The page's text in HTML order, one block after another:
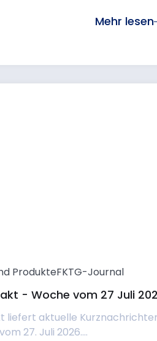
Mehr lesen
ProdukteFKTG-Journal
- Woche vom 27 Juli
liefert aktuelle
27. Juli 2026....